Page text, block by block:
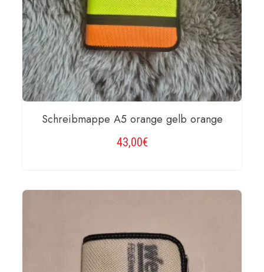
Schreibmappe A5 orange gelb orange
43,00€
WEITERLESEN